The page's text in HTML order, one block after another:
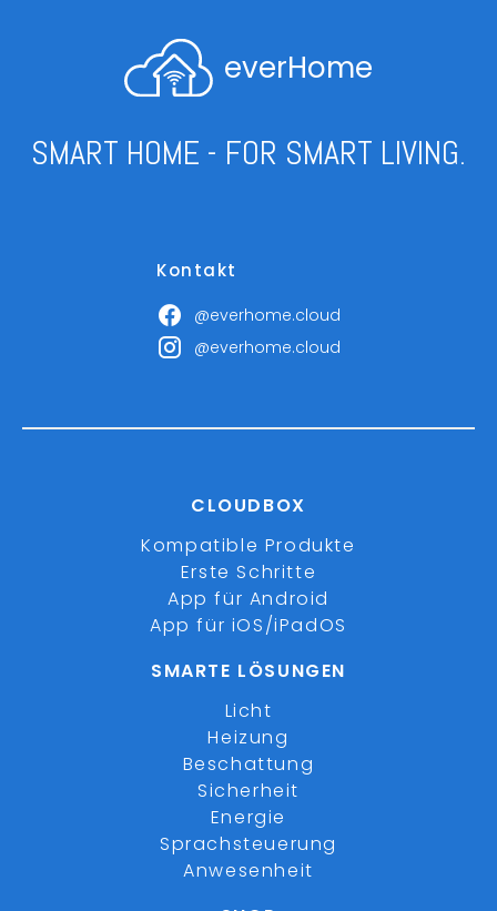
everHome
SMART HOME - FOR SMART LIVING.
Kontakt
@everhome.cloud
@everhome.cloud
CLOUDBOX
Kompatible Produkte
Erste Schritte
App für Android
App für iOS/iPadOS
SMARTE LÖSUNGEN
Licht
Heizung
Beschattung
Sicherheit
Energie
Sprachsteuerung
Anwesenheit